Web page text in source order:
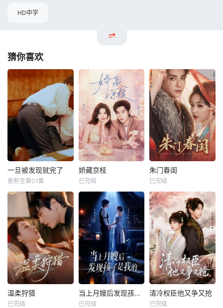
HD中字
猜你喜欢
一旦被发现就完了
更新至第01集
娇藏京枝
已完结
朱门春闺
已完结
温柔狩猎
已完结
当上月嫂后发现孩子是我的
已完结
清冷权臣他又争又抢
已完结